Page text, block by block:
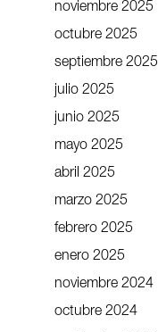
noviembre 2025
octubre 2025
septiembre 2025
julio 2025
junio 2025
mayo 2025
abril 2025
marzo 2025
febrero 2025
enero 2025
noviembre 2024
octubre 2024